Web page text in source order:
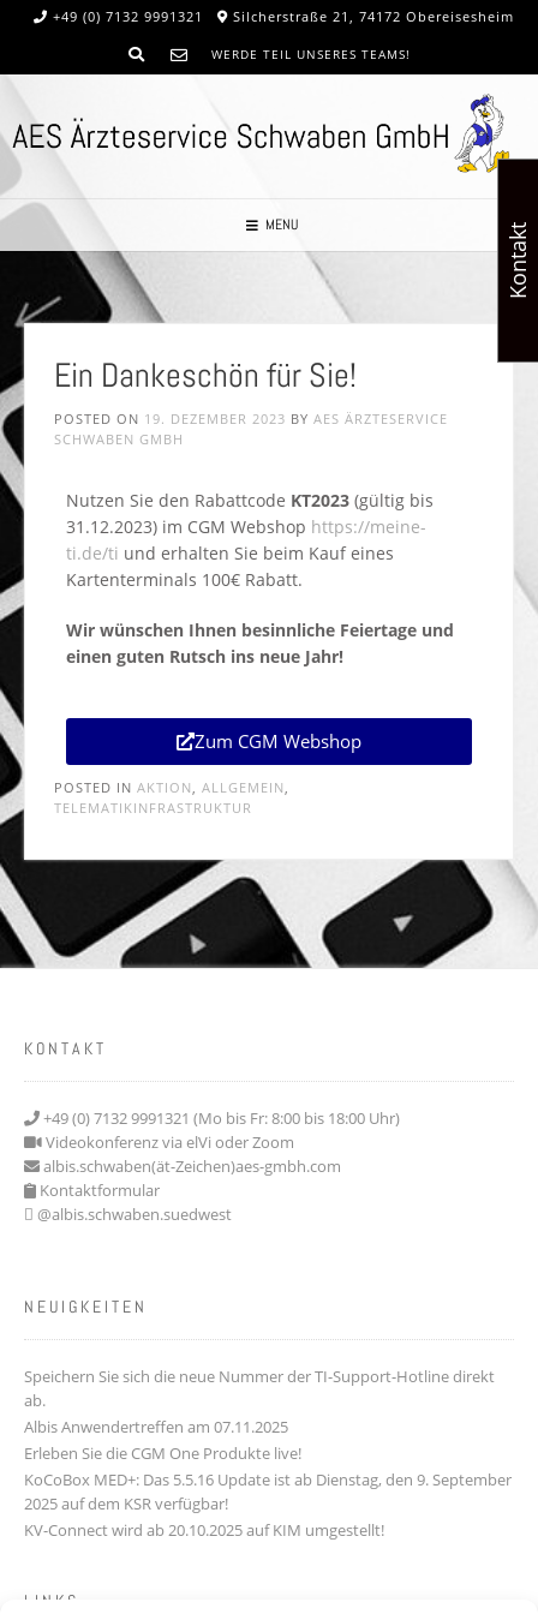
+49 (0) 7132 9991321 Silcherstraße 21, 74172 Obereisesheim
WERDE TEIL UNSERES TEAMS!
MENU
Ein Dankeschön für Sie!
POSTED ON 19. DEZEMBER 2023 BY AES ÄRZTESERVICE
SCHWABEN GMBH
Nutzen Sie den Rabattcode KT2023 (gültig bis
31.12.2023) im CGM Webshop https://meine-
ti.de/ti und erhalten Sie beim Kauf eines
Kartenterminals 100€ Rabatt.
Wir wünschen Ihnen besinnliche Feiertage und
einen guten Rutsch ins neue Jahr!
Zum CGM Webshop
POSTED IN AKTION, ALLGEMEIN,
TELEMATIKINFRASTRUKTUR
KONTAKT
+49 (0) 7132 9991321 (Mo bis Fr: 8:00 bis 18:00 Uhr)
Videokonferenz via elVi oder Zoom
albis.schwaben(ät-Zeichen)aes-gmbh.com
Kontaktformular
@albis.schwaben.suedwest
NEUIGKEITEN
Speichern Sie sich die neue Nummer der TI-Support-Hotline direkt
ab.
Albis Anwendertreffen am 07.11.2025
Erleben Sie die CGM One Produkte live!
KoCoBox MED+: Das 5.5.16 Update ist ab Dienstag, den 9. September
2025 auf dem KSR verfügbar!
KV-Connect wird ab 20.10.2025 auf KIM umgestellt!
LINKS
Kontakt